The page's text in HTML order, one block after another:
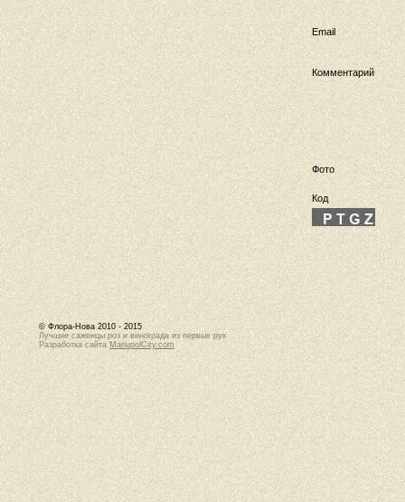
Email
Комментарий
Фото
Код
© Флора-Нова 2010 - 2015
Лучшие саженцы роз и винограда из первых рук
Разработка сайта MariupolCity.com